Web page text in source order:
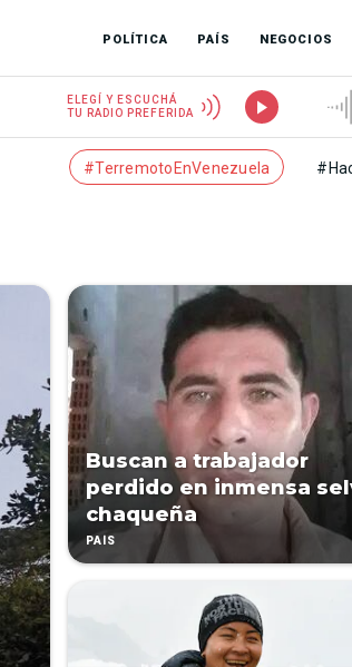
POLÍTICA PAÍS NEGOCIOS
ELEGÍ Y ESCUCHÁ
TU RADIO PREFERIDA
#TerremotoEnVenezuela
Buscan a trabajador
perdido en inmensa
chaqueña
PAÍS